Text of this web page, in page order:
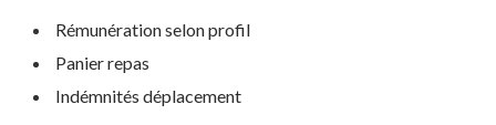
Rémunération selon profil
Panier repas
Indémnités déplacement